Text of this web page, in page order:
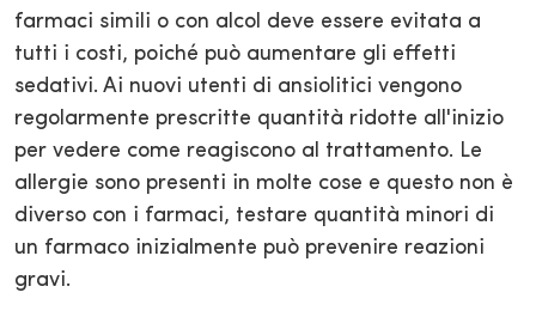
farmaci simili o con alcol deve essere evitata a
tutti i costi, poiché può aumentare gli effetti
sedativi. Ai nuovi utenti di ansiolitici vengono
regolarmente prescritte quantità ridotte all'inizio
per vedere come reagiscono al trattamento. Le
allergie sono presenti in molte cose e questo non è
diverso con i farmaci, testare quantità minori di
un farmaco inizialmente può prevenire reazioni
gravi.